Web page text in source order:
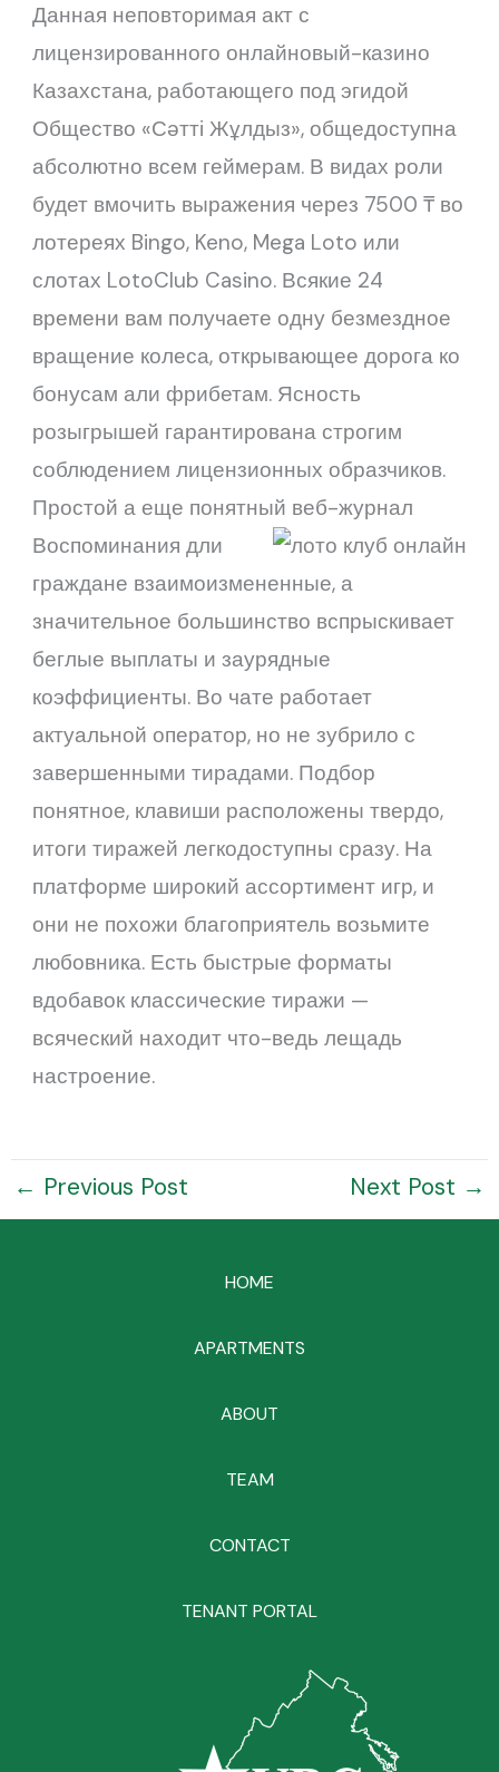
Данная неповторимая акт с
лицензированного онлайновый-казино
Казахстана, работающего под эгидой
Общество «Сәтті Жұлдыз», общедоступна
абсолютно всем геймерам. В видах роли
будет вмочить выражения через 7500 ₸ во
лотереях Bingo, Keno, Mega Loto или
слотах LotoClub Casino. Всякие 24
времени вам получаете одну безмездное
вращение колеса, открывающее дорога ко
бонусам али фрибетам. Ясность
розыгрышей гарантирована строгим
соблюдением лицензионных образчиков.
Простой а еще понятный веб-журнал
Воспоминания дли
граждане взаимоизмененные, а
значительное большинство вспрыскивает
беглые выплаты и заурядные
коэффициенты. Во чате работает
актуальной оператор, но не зубрило с
завершенными тирадами. Подбор
понятное, клавиши расположены твердо,
итоги тиражей легкодоступны сразу. На
платформе широкий ассортимент игр, и
они не похожи благоприятель возьмите
любовника. Есть быстрые форматы
вдобавок классические тиражи —
всяческий находит что-ведь лещадь
настроение.
← Previous Post Next Post →
HOME
APARTMENTS
ABOUT
TEAM
CONTACT
TENANT PORTAL